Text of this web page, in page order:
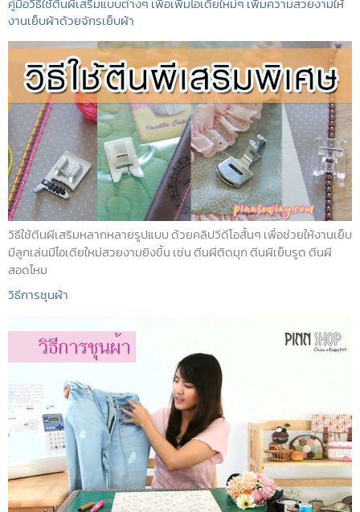
งานเย็บผ้าด้วยจักรเย็บผ้า
วิธีใช้ตีนผีเสริมหลากหลายรูปแบบ ด้วยคลิปวีดีโอสั้นๆ เพื่อช่วยให้งานเย็บ
มีลูกเล่นมีไอเดียใหม่สวยงามยิงขึ้น เช่น ตีนผีติดมุก ตีนผีเย็บรูด ตีนผี
สอดไหม
วิธีการชุนผ้า